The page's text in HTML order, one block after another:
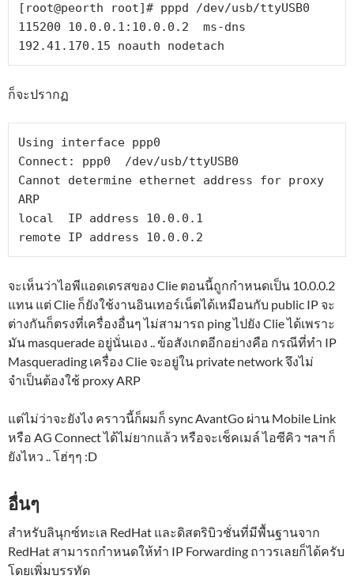
[root@peorth root]# pppd /dev/usb/ttyUSB0
115200 10.0.0.1:10.0.0.2  ms-dns
192.41.170.15 noauth nodetach
ก็จะปรากฏ
Using interface ppp0
Connect: ppp0  /dev/usb/ttyUSB0
Cannot determine ethernet address for proxy
ARP
local  IP address 10.0.0.1
remote IP address 10.0.0.2
จะเห็นว่าไอพีแอดเดรสของ Clie ตอนนี้ถูกกำหนดเป็น 10.0.0.2
แทน แต่ Clie ก็ยังใช้งานอินเทอร์เน็ตได้เหมือนกับ public IP จะ
ต่างกันก็ตรงที่เครื่องอื่นๆ ไม่สามารถ ping ไปยัง Clie ได้เพราะ
มัน masquerade อยู่นั่นเอง .. ข้อสังเกตอีกอย่างคือ กรณีที่ทำ IP
Masquerading เครื่อง Clie จะอยู่ใน private network จึงไม่
จำเป็นต้องใช้ proxy ARP
แต่ไม่ว่าจะยังไง คราวนี้ก็ผมก็ sync AvantGo ผ่าน Mobile Link
หรือ AG Connect ได้ไม่ยากแล้ว หรือจะเช็คเมล์ ไอซีคิว ฯลฯ ก็
ยังไหว .. โฮ่ๆๆ :D
อื่นๆ
สำหรับลินุกซ์ทะเล RedHat และดิสตริบิวชั่นที่มีพื้นฐานจาก
RedHat สามารถกำหนดให้ทำ IP Forwarding ถาวรเลยก็ได้ครับ
โดยเพิ่มบรรทัด